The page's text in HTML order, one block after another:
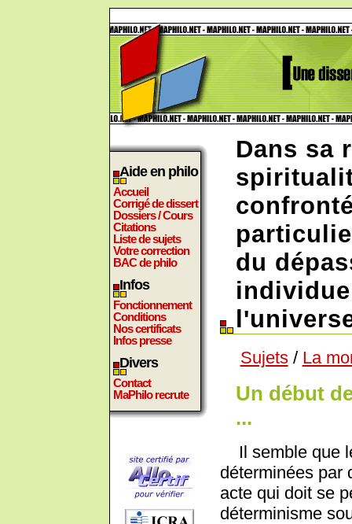
Aide en philo
Accueil
Corrigé de dissert
Dossiers / Cours
Citations
Liste de sujets
Votre correction
BAC de philo
Infos
Fonctionnement
Conditions
Nos certificats
Infos presse
Divers
Contact
MaPhilo recrute
Dans sa
du
Sujets/ La
Un début
...
Il semble que
déterminées par
acte qui doit se
déterminisme